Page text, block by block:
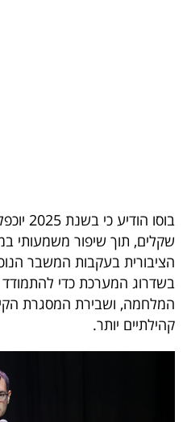
40
UNDER
40
שיתופי
שקלים, תוך שיפור משמעותי
הציבורית בעקבות המשבר
בשדרוג המערכת כדי
המלחמה, ושבירת המסגרת
קהילתיים יותר.